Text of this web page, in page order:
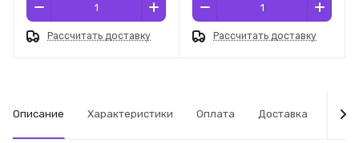
Рассчитать доставку Рассчитать доставку
Описание Характеристики Оплата Доставка